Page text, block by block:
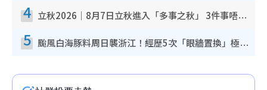
4 立秋2026｜8月7日立秋進入「多事之秋」 3件事唔做得！專家教6招開運 清枱頭／銀包納氣接好運
5 颱風白海豚料周日襲浙江！經歷5次「眼牆置換」極罕見 成登陸內地最長途颱風